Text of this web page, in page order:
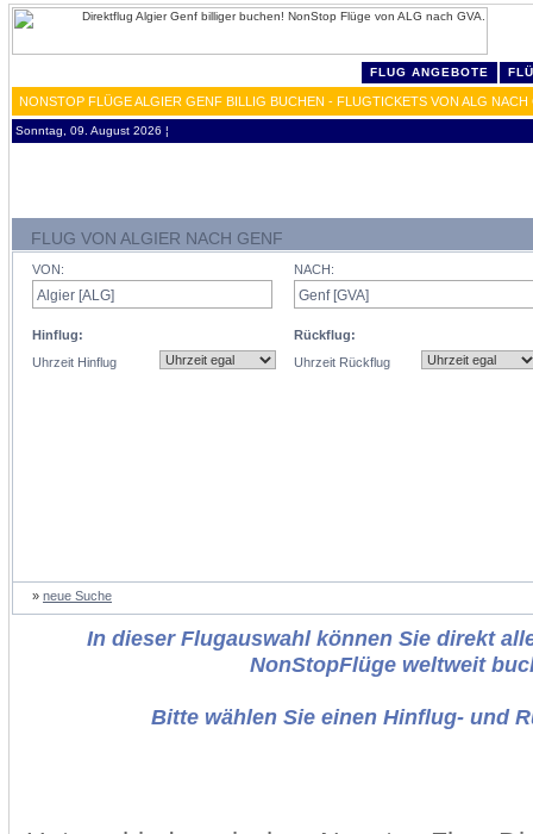
FLUG ANGEBOTE
NONSTOP FLÜGE ALGIER GENF BILLIG BUCHEN - FLUGTICKETS VON ALG NACH
Sonntag, 09. August 2026 ¦
FLUG VON ALGIER NACH GENF
VON:
Hinflug:
Uhrzeit Hinflug
NACH:
Rückflug:
Uhrzeit Rückflug
» neue Suche
In dieser Flugauswahl können Sie direkt
NonStopFlüge weltweit
Bitte wählen Sie einen Hinflug- und